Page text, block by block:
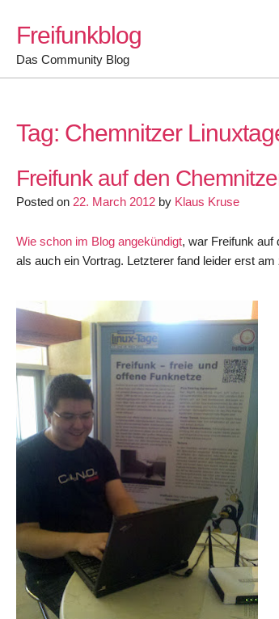
content
Freifunkblog
Das Community Blog
Tag: Chemnitzer
Freifunk auf den
Posted on 22. March 2012 by Klaus Kruse
Wie schon im Blog angekündigt, war Freifunk auf
als auch ein Vortrag. Letzterer fand leider erst